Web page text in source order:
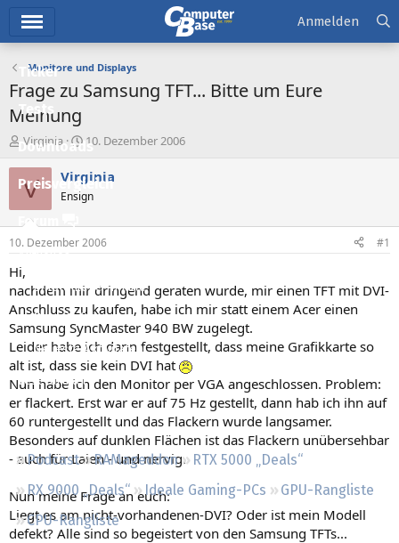
Ticker
Tests
Downloads
Preisvergleich
Forum
Aktuelles
Empfohlene Inhalte
Neue Beiträge
Neueste Aktivitäten
Leserartikel
Regeln
Podcast RAMageddon
RTX 5000 „Deals“
RX 9000 „Deals“
Ideale Gaming-PCs
GPU-Rangliste
CPU-Rangliste
Anmelden
Monitore und Displays
Frage zu Samsung TFT... Bitte um Eure
Meinung
E
r
s
t
e
Virginia
E
r
s
t
e
l
t
10. Dezember 2006
V Virginia
Ensign
10. Dezember 2006 #1
Hi,
nachdem mir dringend geraten wurde, mir einen TFT mit DVI-
Anschluss zu kaufen, habe ich mir statt einem Acer einen
Samsung SyncMaster 940 BW zugelegt.
Leider habe ich dann festgestellt, dass meine Grafikkarte so
alt ist, dass sie kein DVI hat
Nun habe ich den Monitor per VGA angeschlossen. Problem:
er flackert. Erst war er auf 75 Hz gestellt, dann hab ich ihn auf
60 runtergestellt und das Flackern wurde langsamer.
Besonders auf dunklen Flächen ist das Flackern unübersehbar
- auch für Laien - und nervig.
Nun meine Frage an euch:
Liegt es am nicht-vorhandenen-DVI? Oder ist mein Modell
defekt? Alle sind so begeistert von den Samsung TFTs...